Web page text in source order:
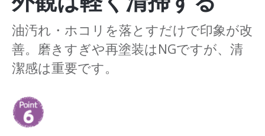
油汚れ・ホコリを落とすだけで印象が改
善。磨きすぎや再塗装はNGですが、清
潔感は重要です。